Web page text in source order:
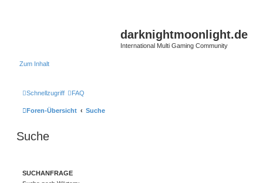
darknightmoonlight.de
International Multi Gaming Community
Zum Inhalt
Schnellzugriff FAQ
Foren-Übersicht Suche
Suche
SUCHANFRAGE